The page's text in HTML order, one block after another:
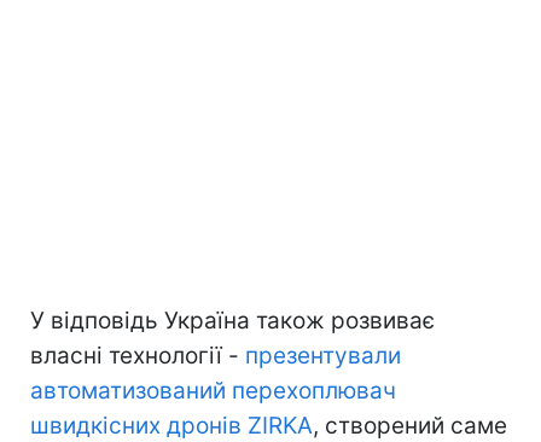
У відповідь Україна також розвиває
власні технології - презентували
автоматизований перехоплювач
швидкісних дронів ZIRKA, створений саме